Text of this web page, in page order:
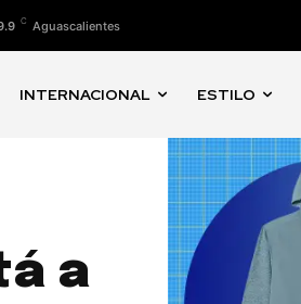
C Aguascalientes
INTERNACIONAL ESTILO
a